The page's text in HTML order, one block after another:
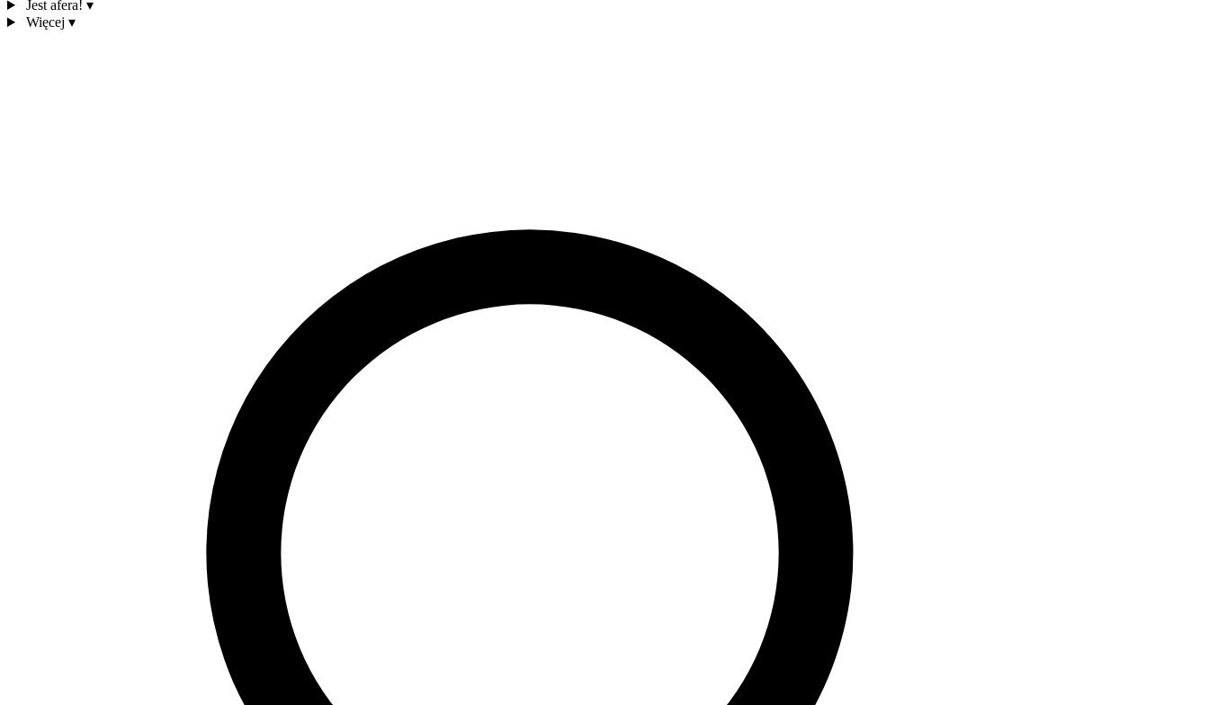
Jest afera! ▾
Więcej ▾